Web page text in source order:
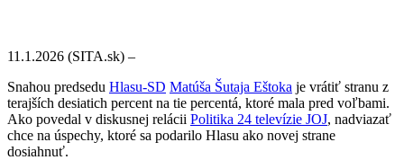
11.1.2026 (SITA.sk) –
Snahou predsedu Hlasu-SD Matúša Šutaja Eštoka je vrátiť stranu z
terajších desiatich percent na tie percentá, ktoré mala pred voľbami.
Ako povedal v diskusnej relácii Politika 24 televízie JOJ, nadviazať
chce na úspechy, ktoré sa podarilo Hlasu ako novej strane
dosiahnuť.